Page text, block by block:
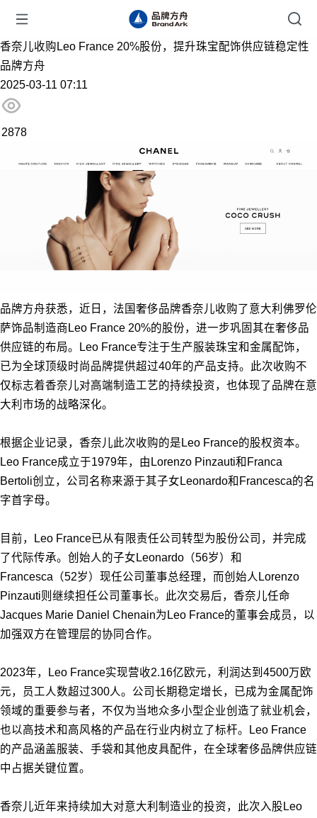
香奈儿收购Leo France 20%股份，提升珠宝配饰供应链稳定性
品牌方舟
2025-03-11 07:11
2878
品牌方舟获悉，近日，法国奢侈品牌香奈儿收购了意大利佛罗伦
萨饰品制造商Leo France 20%的股份，进一步巩固其在奢侈品
供应链的布局。Leo France专注于生产服装珠宝和金属配饰，
已为全球顶级时尚品牌提供超过40年的产品支持。此次收购不
仅标志着香奈儿对高端制造工艺的持续投资，也体现了品牌在意
大利市场的战略深化。
根据企业记录，香奈儿此次收购的是Leo France的股权资本。
Leo France成立于1979年，由Lorenzo Pinzauti和Franca
Bertoli创立，公司名称来源于其子女Leonardo和Francesca的名
字首字母。
目前， Leo France已从有限责任公司转型为股份公司，并完成
了代际传承。创始人的子女Leonardo（56岁）和
Francesca（52岁）现任公司董事总经理，而创始人Lorenzo
Pinzauti则继续担任公司董事长。此次交易后，香奈儿任命
Jacques Marie Daniel Chenain为Leo France的董事会成员，以
加强双方在管理层的协同合作。
2023年，Leo France实现营收2.16亿欧元，利润达到4500万欧
元，员工人数超过300人。公司长期稳定增长，已成为金属配饰
领域的重要参与者，不仅为当地众多小型企业创造了就业机会，
也以高技术和高风格的产品在行业内树立了标杆。Leo France
的产品涵盖服装、手袋和其他皮具配件，在全球奢侈品牌供应链
中占据关键位置。
香奈儿近年来持续加大对意大利制造业的投资，此次入股Leo